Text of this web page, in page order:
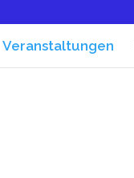
Veranstaltungen